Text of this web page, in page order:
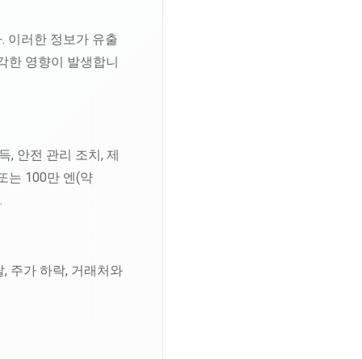
이러한 정보가 유출
한 영향이 발생합니
, 안전 관리 조치, 제
는 100만 엔(약
주가 하락, 거래처와